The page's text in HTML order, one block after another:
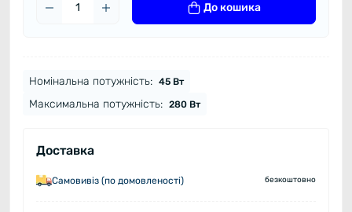
До кошика
Номінальна потужність: 45 Вт
Максимальна потужність: 280 Вт
Доставка
Самовивіз (по домовленості) безкоштовно